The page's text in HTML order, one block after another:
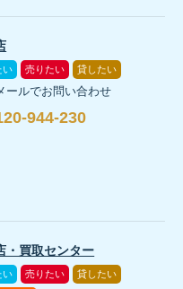
から引渡しまでの流れと期間を解
産売却について、査定から
産査定について、査定方法
、正確な価格を知りたい方
定はないが、家の価値を知
い 売りたい 貸したい
ールでお問い合わせ
944-230
・買取センター
い 売りたい 貸したい